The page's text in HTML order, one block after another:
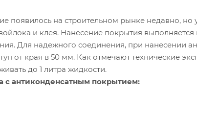
появилось на строительном рынке недавно, но
и клея. Нанесение покрытия
Для надежного соединения, при нанесении
от края в 50 мм. Как отмечают технические
до 1 литра жидкости.
с антиконденсатным покрытием: